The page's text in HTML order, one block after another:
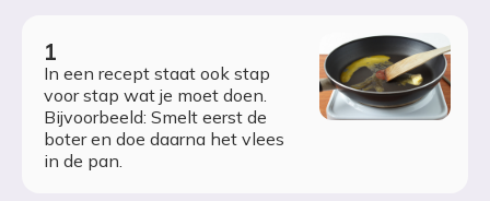
In een recept staat ook stap
voor stap wat je moet doen.
Bijvoorbeeld: Smelt eerst de
boter en doe daarna het vlees
in de pan.